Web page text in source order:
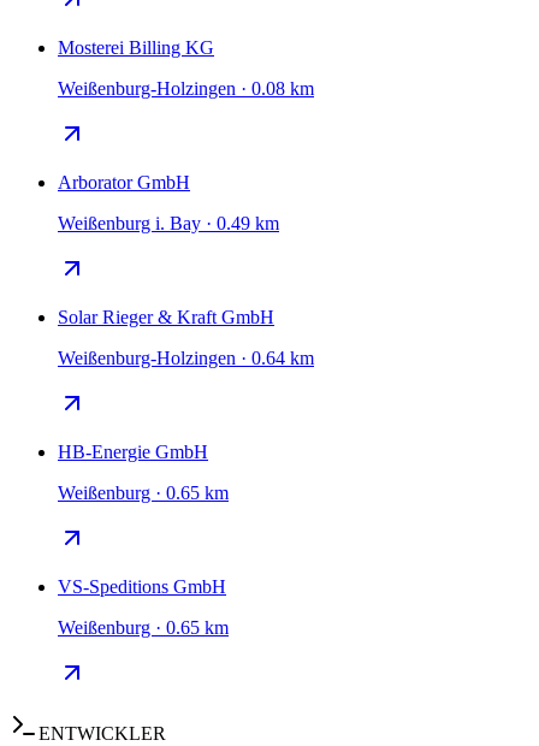
Mosterei Billing KG
Weißenburg-Holzingen · 0.08 km
Arborator GmbH
Weißenburg i. Bay · 0.49 km
Solar Rieger & Kraft GmbH
Weißenburg-Holzingen · 0.64 km
HB-Energie GmbH
Weißenburg · 0.65 km
VS-Speditions GmbH
Weißenburg · 0.65 km
ENTWICKLER